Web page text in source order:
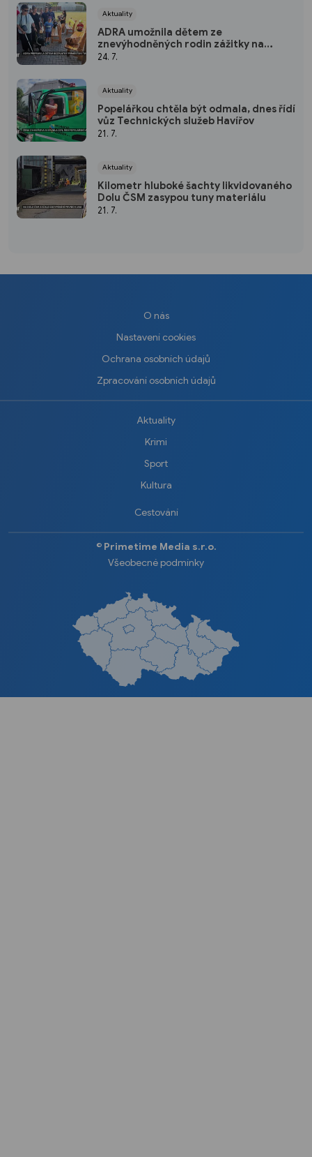
Aktuality
ADRA umožnila dětem ze
znevýhodněných rodin zážitky na
táboře
24. 7.
Aktuality
Popelářkou chtěla být odmala, dnes řídí
vůz Technických služeb Havířov
21. 7.
Aktuality
Kilometr hluboké šachty likvidovaného
Dolu ČSM zasypou tuny materiálu
21. 7.
O nás
Nastavení cookies
Ochrana osobních údajů
Zpracování osobních údajů
Aktuality
Krimi
Sport
Kultura
Cestování
©️ Primetime Media s.r.o.
Všeobecné podmínky